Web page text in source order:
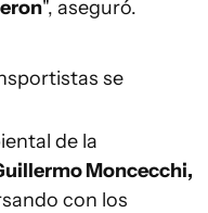
", aseguró.
se
de la
Moncecchi,
con los